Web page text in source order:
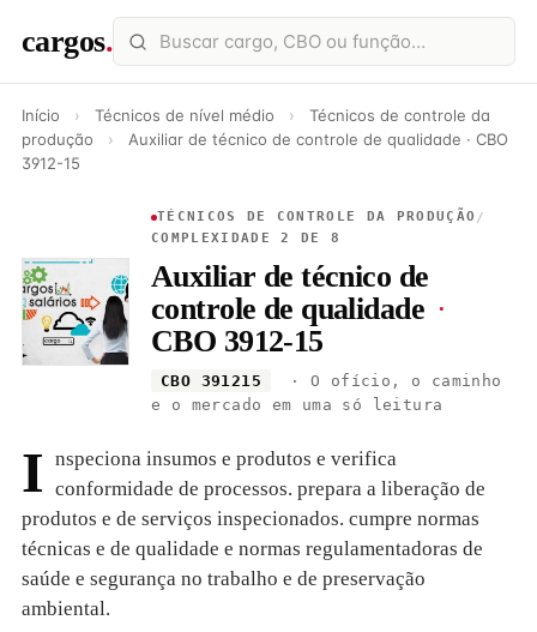
cargos.
Início › Técnicos de nível médio ›
Técnicos de controle da
produção
›
Auxiliar de técnico de controle de qualidade · CBO
3912-15
TÉCNICOS DE CONTROLE DA PRODUÇÃO /
COMPLEXIDADE 2 DE 8
Auxiliar de técnico de
controle de qualidade ·
CBO 3912-15
CBO 391215
· O ofício, o caminho
e o mercado em uma só leitura
I nspeciona insumos e produtos e verifica
conformidade de processos. prepara a liberação de
produtos e de serviços inspecionados. cumpre normas
técnicas e de qualidade e normas regulamentadoras de
saúde e segurança no trabalho e de preservação
ambiental.